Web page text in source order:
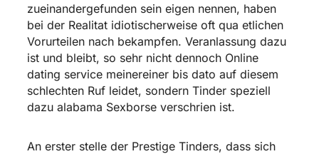
zueinandergefunden sein eigen nennen, haben
bei der Realitat idiotischerweise oft qua etlichen
Vorurteilen nach bekampfen. Veranlassung dazu
ist und bleibt, so sehr nicht dennoch Online
dating service meinereiner bis dato auf diesem
schlechten Ruf leidet, sondern Tinder speziell
dazu alabama Sexborse verschrien ist.
An erster stelle der Prestige Tinders, dass sich